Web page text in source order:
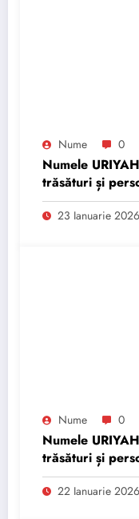
Nume 0
Numele
trăsături și
23 Ianuarie 2026
Nume 0
Numele
trăsături și
22 Ianuarie 2026